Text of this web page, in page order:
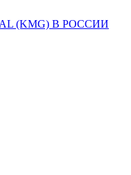
(KMG) В РОССИИ